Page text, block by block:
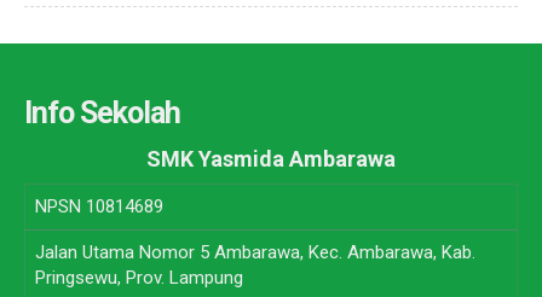
Info Sekolah
SMK Yasmida Ambarawa
NPSN 10814689
Jalan Utama Nomor 5 Ambarawa, Kec. Ambarawa, Kab.
Pringsewu, Prov. Lampung